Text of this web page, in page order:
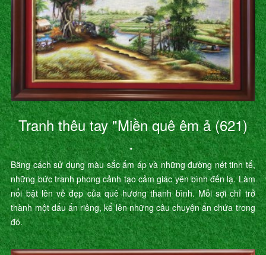
Tranh thêu tay "Miền quê êm ả (621)
"
Bằng cách sử dụng màu sắc ấm áp và những đường nét tinh tế,
những bức tranh phong cảnh tạo cảm giác yên bình đến lạ. Làm
nổi bật lên vẻ đẹp của quê hương thanh bình. Mỗi sợi chỉ trở
thành một dấu ấn riêng, kể lên những câu chuyện ẩn chứa trong
đó.